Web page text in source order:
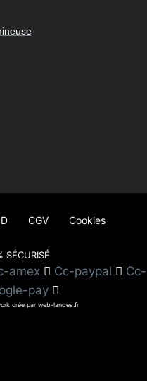
CGV Cookies
SÉCURISÉ
amex Cc-paypal
Cc-
pay
crée par web-landes.fr